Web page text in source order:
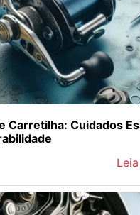
Carretilha: Cuidados